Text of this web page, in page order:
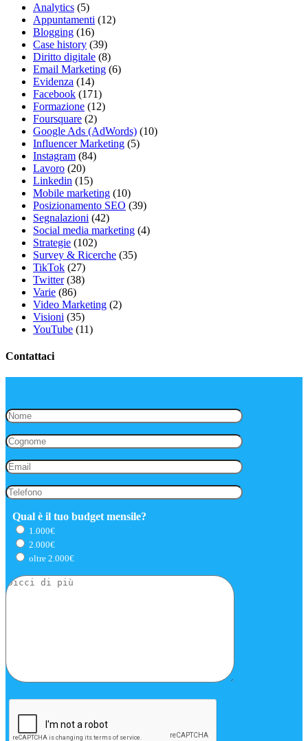
Analytics (5)
Appuntamenti (12)
Blogging (16)
Case history (39)
Diritto digitale (8)
Email Marketing (6)
Evidenza (14)
Facebook (171)
Formazione (12)
Foursquare (2)
Google Ads (AdWords) (10)
Influencer Marketing (5)
Instagram (84)
Lavoro (20)
Linkedin (15)
Mobile marketing (10)
Posizionamento SEO (39)
Segnalazioni (42)
Social media marketing (4)
Strategie (102)
Survey & Ricerche (35)
TikTok (27)
Twitter(38)
Varie (86)
Video Marketing (2)
Visioni (35)
YouTube (11)
Contattaci
Qual è il tuo budget mensile?
1.000€
2.000€
oltre 2.000€